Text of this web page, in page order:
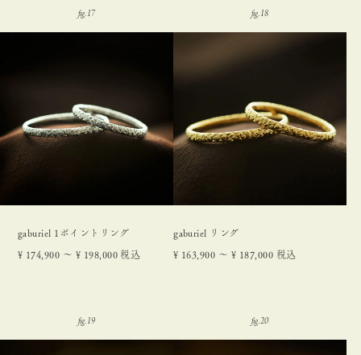
gaburiel 1ポイントリング
¥ 174,900 〜 ¥ 198,000 税込
gaburiel リング
¥ 163,900 〜 ¥ 187,000 税込